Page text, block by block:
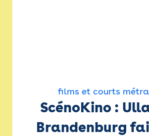
films et courts
ScénoKino :
Brandenburg